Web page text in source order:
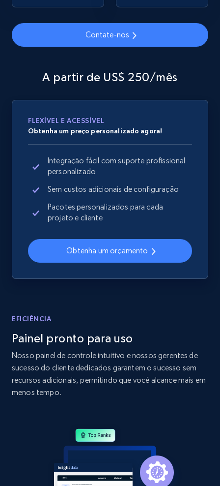
Google Shopping
more.
2.4K+ 199+ Comece agora
web using keywords
URL, Product id, Title, Product description,
Rating, Reviews count, Images, Variations, and
2.1K+ 353+ Comece agora
Home Depot US - Gather data on products
using specified keywords
Comece agora
Contate-nos
A partir de US$ 250/mês
FLEXÍVEL E ACESSÍVEL
Obtenha um preço personalizado agora!
Integração fácil com suporte profissional
personalizado
Sem custos adicionais de configuração
Pacotes personalizados para cada
projeto e cliente
Obtenha um orçamento
EFICIÊNCIA
Painel pronto para uso
Nosso painel de controle intuitivo e nossos gerentes de
sucesso do cliente dedicados garantem o sucesso sem
recursos adicionais, permitindo que você alcance mais em
menos tempo.